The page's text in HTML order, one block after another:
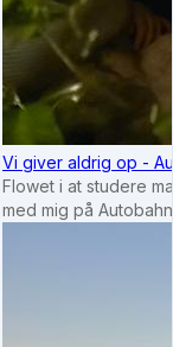
Vi giver aldrig op -
Flowet i at studere
med mig på